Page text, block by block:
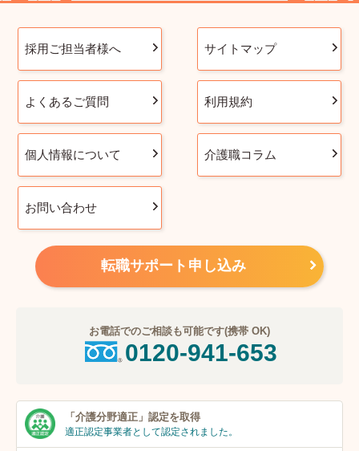
採用ご担当者様へ サイトマップ
よくあるご質問 利用規約
個人情報について 介護職コラム
お問い合わせ
転職サポート申し込み
お電話でのご相談も可能です(携帯 OK)
0120-941-653
「介護分野適正」 認定を取得
適正認定事業者として認定されました。